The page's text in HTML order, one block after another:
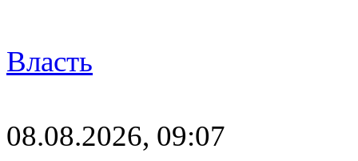
Власть
08.08.2026, 09:07